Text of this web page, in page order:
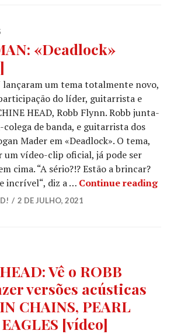
«Deadlock»
lançaram um tema totalmente novo,
do líder, guitarrista e
HEAD, Robb Flynn. Robb junta-
colega de banda, e guitarrista dos
Mader em «Deadlock». O tema,
um vídeo-clip oficial, já pode ser
cima. “A sério?!? Estão a brincar?
incrível“, diz a … Continue reading
2 DE JULHO, 2021
Vê o ROBB
versões acústicas
CHAINS, PEARL
[vídeo]